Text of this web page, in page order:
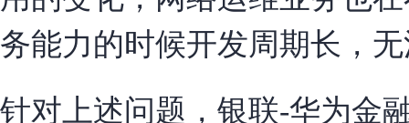
务能力的时候开发周期长，
针对上述问题，银联-华为金